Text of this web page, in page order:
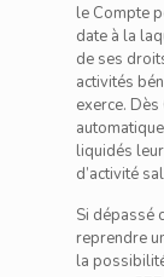
le Compte
date à la
de ses
activités
exerce.
liquidés
d’activité
Si dépassé
reprendre
la